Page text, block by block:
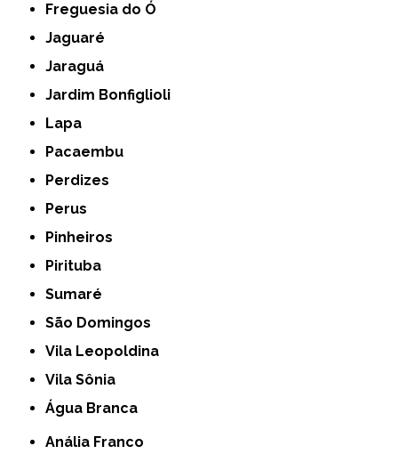
Freguesia do Ó
Jaguaré
Jaraguá
Jardim Bonfiglioli
Lapa
Pacaembu
Perdizes
Perus
Pinheiros
Pirituba
Sumaré
São Domingos
Vila Leopoldina
Vila Sônia
Água Branca
Anália Franco